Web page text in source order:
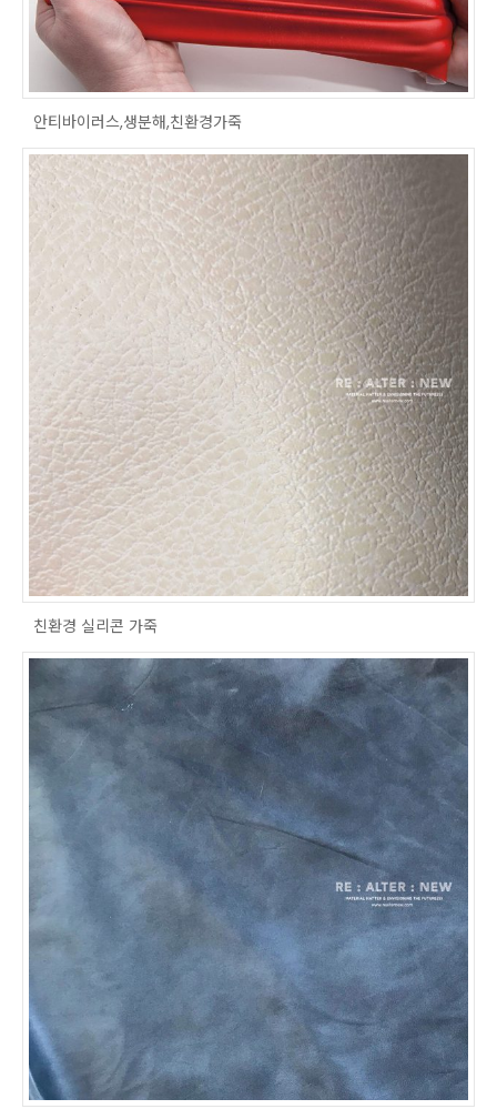
안티바이러스,생분해,친환경가죽
친환경 실리콘 가죽